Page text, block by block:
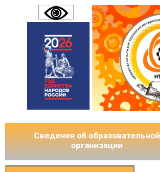
Сведения об образовательной
организации